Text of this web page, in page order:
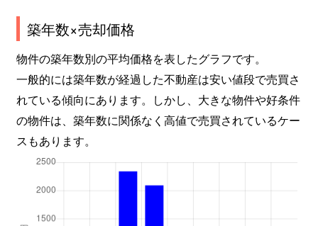
築年数×売却価格
物件の築年数別の平均価格を表したグラフです。
一般的には築年数が経過した不動産は安い値段で売買さ
れている傾向にあります。しかし、大きな物件や好条件
の物件は、築年数に関係なく高値で売買されているケー
スもあります。